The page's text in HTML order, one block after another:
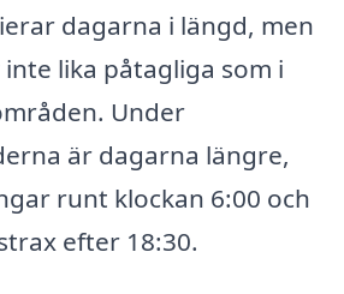
dagarna i längd, men
lika påtagliga som i
Under
är dagarna längre,
runt klockan 6:00 och
efter 18:30.